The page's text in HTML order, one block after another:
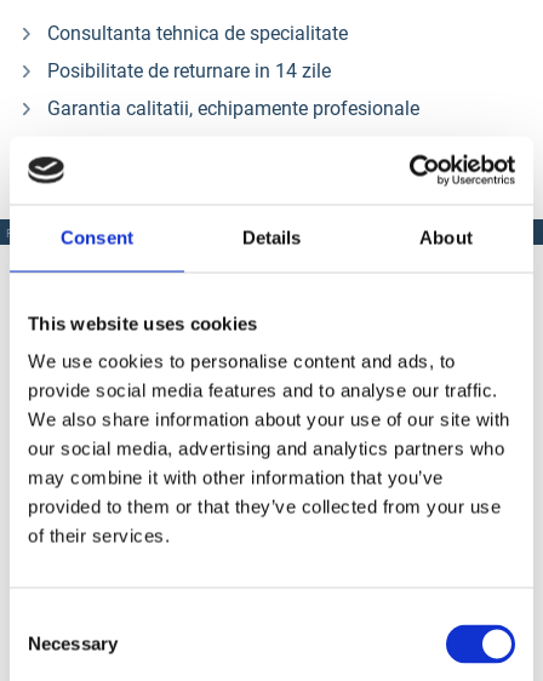
Consent Details About
This website uses cookies
We use cookies to personalise content and ads, to
provide social media features and to analyse our traffic.
We also share information about your use of our site with
our social media, advertising and analytics partners who
may combine it with other information that you’ve
provided to them or that they’ve collected from your use
of their services.
Selection
Necessary
Consultanta tehnica de specialitate
Posibilitate de returnare in 14 zile
Garantia calitatii, echipamente profesionale
PRODUSE SIMILARE
Produse Similare
COD BT0002035
Extensie pistol airless Bisonte PAZ 30 cm.